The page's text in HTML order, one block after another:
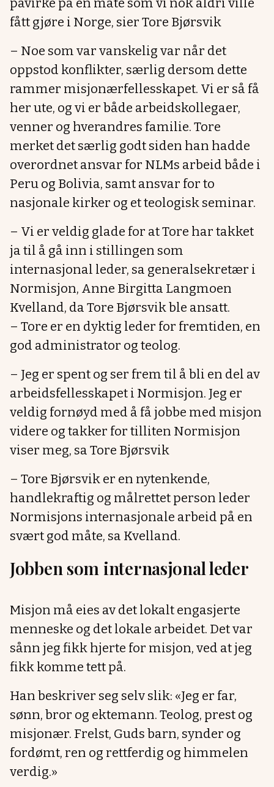
påvirke på en måte som vi nok aldri ville
fått gjøre i Norge, sier Tore Bjørsvik
– Noe som var vanskelig var når det
oppstod konflikter, særlig dersom dette
rammer misjonærfellesskapet. Vi er så få
her ute, og vi er både arbeidskollegaer,
venner og hverandres familie. Tore
merket det særlig godt siden han hadde
overordnet ansvar for NLMs arbeid både i
Peru og Bolivia, samt ansvar for to
nasjonale kirker og et teologisk seminar.
– Vi er veldig glade for at Tore har takket
ja til å gå inn i stillingen som
internasjonal leder, sa generalsekretær i
Normisjon, Anne Birgitta Langmoen
Kvelland, da Tore Bjørsvik ble ansatt.
– Tore er en dyktig leder for fremtiden, en
god administrator og teolog.
– Jeg er spent og ser frem til å bli en del av
arbeidsfellesskapet i Normisjon. Jeg er
veldig fornøyd med å få jobbe med misjon
videre og takker for tilliten Normisjon
viser meg, sa Tore Bjørsvik
– Tore Bjørsvik er en nytenkende,
handlekraftig og målrettet person leder
Normisjons internasjonale arbeid på en
svært god måte, sa Kvelland.
Jobben som internasjonal leder
Misjon må eies av det lokalt engasjerte
menneske og det lokale arbeidet. Det var
sånn jeg fikk hjerte for misjon, ved at jeg
fikk komme tett på.
Han beskriver seg selv slik: «Jeg er far,
sønn, bror og ektemann. Teolog, prest og
misjonær. Frelst, Guds barn, synder og
fordømt, ren og rettferdig og himmelen
verdig.»